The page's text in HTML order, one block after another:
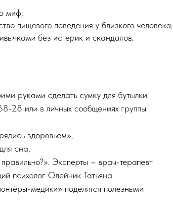
миф;
пищевого поведения у близкого человека;
без истерик и скандалов.
руками сделать сумку для бутылки.
28 или в личных сообщениях группы
здоровьем»,
сна,
Эксперты – врач-терапевт
психолог Олейник Татьяна
медики» поделятся полезными